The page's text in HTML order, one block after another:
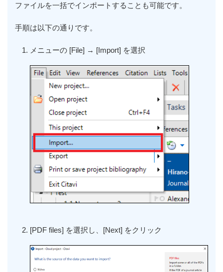
ファイルを一括でインポートすることも可能です。
手順は以下の通りです。
メニューの [File] → [Import] を選択
[PDF files] を選択し、 [Next] をクリック